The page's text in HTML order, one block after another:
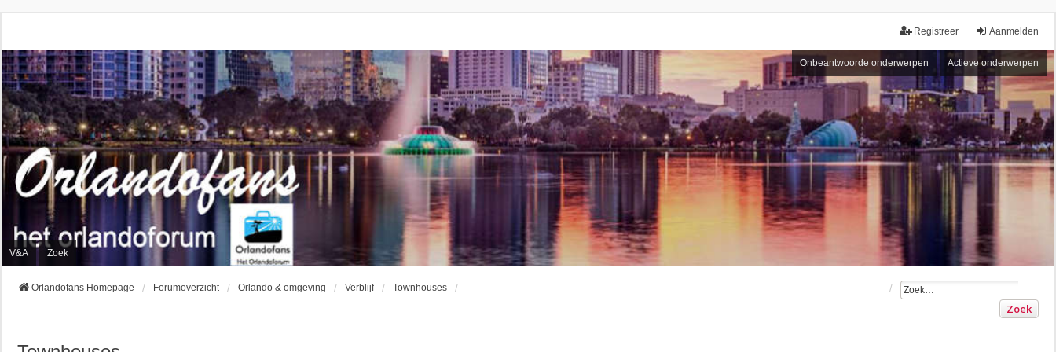
Aanmelden
Registreer
Onbeantwoorde onderwerpen Actieve onderwerpen
V&A Zoek
Orlandofans Homepage Forumoverzicht Orlando & omgeving Verblijf Townhouses
Zoek